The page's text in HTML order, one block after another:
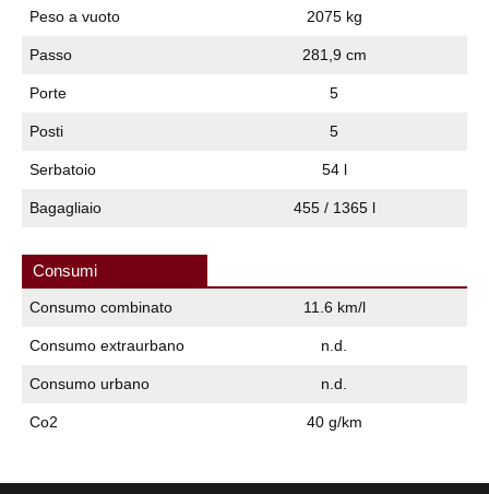
Peso a vuoto 2075 kg
Passo 281,9 cm
Porte 5
Posti 5
Serbatoio 54 l
Bagagliaio 455 / 1365 l
Consumi
Consumo combinato 11.6 km/l
Consumo extraurbano n.d.
Consumo urbano n.d.
Co2 40 g/km